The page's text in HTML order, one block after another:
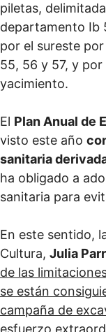
piletas,
departamento Ib
por el sureste
55, 56 y 57, y
yacimiento.
El Plan Anual de
visto este año
sanitaria
ha obligado a
sanitaria para
En este sentido,
Cultura, Julia
de las
se están
campaña de
esfuerzo